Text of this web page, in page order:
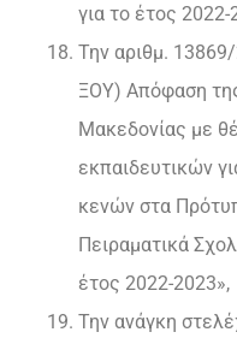
για το έτος 2022-
Την αριθμ.
ΞΟΥ) Απόφαση
Μακεδονίας με
εκπαιδευτικών
κενών στα
Πειραματικά
έτος 2022-2023»,
Την ανάγκη